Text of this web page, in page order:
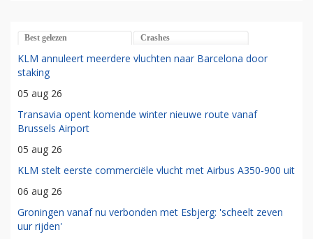
Best gelezen Crashes
KLM annuleert meerdere vluchten naar Barcelona door
staking
05 aug 26
Transavia opent komende winter nieuwe route vanaf
Brussels Airport
05 aug 26
KLM stelt eerste commerciële vlucht met Airbus A350-900 uit
06 aug 26
Groningen vanaf nu verbonden met Esbjerg: 'scheelt zeven
uur rijden'